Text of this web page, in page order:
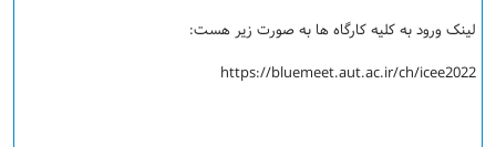
لینک ورود به کلیه کارگاه ها به صورت زیر هست:
https://bluemeet.aut.ac.ir/ch/icee2022